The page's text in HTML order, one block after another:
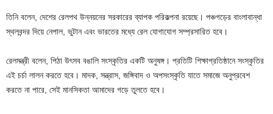
তিনি বলেন, দেশের রেলপথ উন্নয়নের সরকারের ব্যাপক পরিকল্পনা রয়েছে। পঞ্চগড়ের বাংলাবান্ধা
স্থলবন্দর দিয়ে নেপাল, ভুটান এবং ভারতের মধ্যে রেল যোগাযোগ সম্প্রসারিত হবে।
রেলমন্ত্রী বলেন, পিঠা উৎসব বঙালি সংস্কৃতির একটি অনুষঙ্গ। প্রতিটি শিক্ষাপ্রতিষ্ঠানে সংস্কৃতির
এই চর্চা লালন করতে হবে। মাদক, সন্ত্রাস, জঙ্গিবাদ ও অপসংস্কৃতি যাতে সমাজে অনুপ্রবেশ
করতে না পারে, সেই মানসিকতা আমাদের গড়ে তুলতে হবে।